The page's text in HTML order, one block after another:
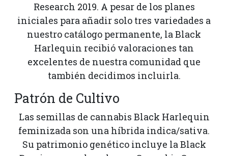
Research 2019. A pesar de los planes
iniciales para añadir solo tres variedades a
nuestro catálogo permanente, la Black
Harlequin recibió valoraciones tan
excelentes de nuestra comunidad que
también decidimos incluirla.
Patrón de Cultivo
Las semillas de cannabis Black Harlequin
feminizada son una híbrida indica/sativa.
Su patrimonio genético incluye la Black